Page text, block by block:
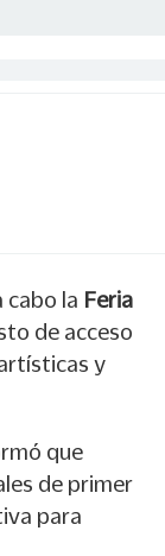
cabo la Feria
de acceso
y
que
de primer
para